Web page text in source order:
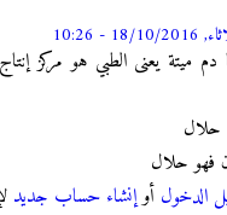
- 10:26
ميتة يعنى الطبي هو مركز
حلال
فهو حلال
الدخول أوإنشاء حساب جديد